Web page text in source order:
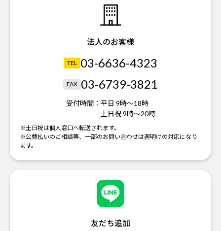
法人のお客様
TEL 03-6636-4323
FAX 03-6739-3821
受付時間： 平日 9時～18時
土日祝 9時～20時
※土日祝は個人窓口へ転送されます。
※公費払いのご相談等、一部のお問い合わせは週明けの対応になり
ます。
友だち追加